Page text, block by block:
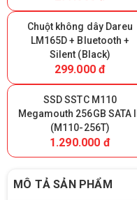
Chuột không dây Dareu
LM165D + Bluetooth +
Silent (Black)
299.000 đ
SSD SSTC M110
Megamouth 256GB SATA III
(M110-256T)
1.290.000 đ
MÔ TẢ SẢN PHẨM